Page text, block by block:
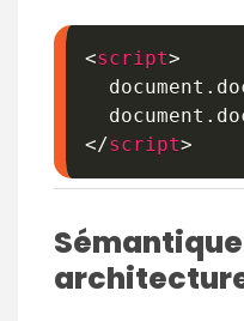
<script>
  document
.
  document
.
</script>